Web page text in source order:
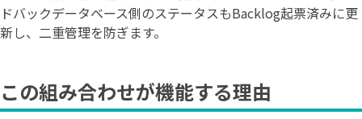
ドバックデータベース側のステータスもBacklog起票済みに更
新し、二重管理を防ぎます。
この組み合わせが機能する理由